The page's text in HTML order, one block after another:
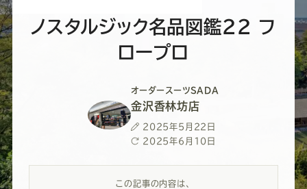
ー
ス
ー
ダ
ー
ス
ー
ー
ダ
ー
ス
ー
ー
ダ
ー
ス
ー
ノスタルジック名品図鑑22 フ
ロープロ
オーダースーツSADA
金沢香林坊店
投
稿
2025年5月22日
最
新
2025年6月10日
この記事の内容は、